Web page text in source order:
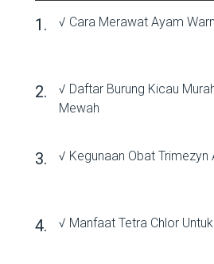
√ Cara Merawat Ayam
√ Daftar Burung Kicau
Mewah
√ Kegunaan Obat Trimezyn
√ Manfaat Tetra Chlor